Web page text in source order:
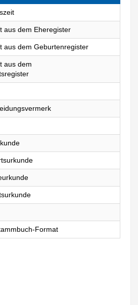
aus dem Eheregister
aus dem Geburtenregister
aus dem
Format